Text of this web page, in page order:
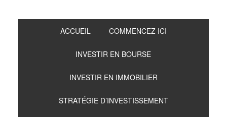
ACCUEIL COMMENCEZ ICI
INVESTIR EN BOURSE
INVESTIR EN IMMOBILIER
STRATÉGIE D’INVESTISSEMENT